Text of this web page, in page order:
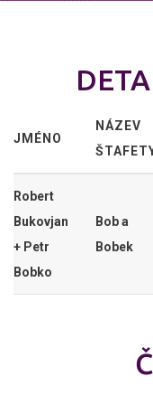
JMÉNO
NÁZEV
Robert
Bukovjan
+ Petr
Bobko
Bob a
Bobek